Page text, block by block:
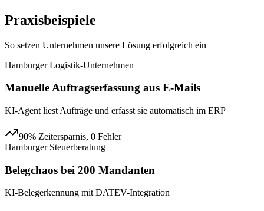
Praxisbeispiele
So setzen Unternehmen unsere Lösung erfolgreich ein
Hamburger Logistik-Unternehmen
Manuelle Auftragserfassung aus E-Mails
KI-Agent liest Aufträge und erfasst sie automatisch im ERP
90% Zeitersparnis, 0 Fehler
Hamburger Steuerberatung
Belegchaos bei 200 Mandanten
KI-Belegerkennung mit DATEV-Integration